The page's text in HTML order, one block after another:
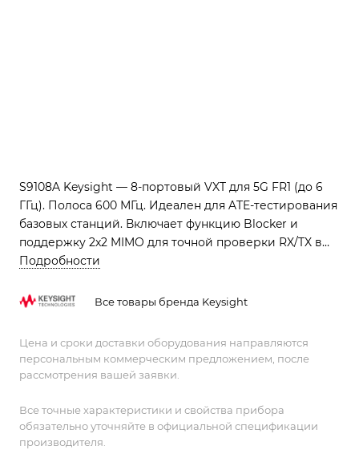
S9108A Keysight — 8-портовый VXT для 5G FR1 (до 6
ГГц). Полоса 600 МГц. Идеален для ATE-тестирования
базовых станций. Включает функцию Blocker и
поддержку 2x2 MIMO для точной проверки RX/TX в
производстве.
Подробности
Все товары бренда Keysight
Цена и сроки доставки оборудования направляются
персональным коммерческим предложением, после
рассмотрения вашей заявки.
Все точные характеристики и свойства прибора
обязательно уточняйте в официальной спецификации
производителя.